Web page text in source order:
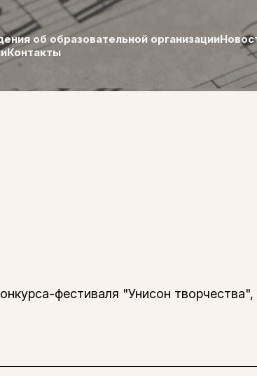
об образовательной организации
Контакты
фестиваля "Унисон